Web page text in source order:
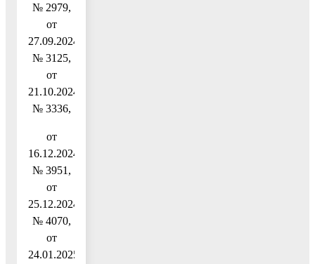
№ 2979,
от
27.09.2024
№ 3125,
от
21.10.2024
№ 3336,
от
16.12.2024
№ 3951,
от
25.12.2024
№ 4070,
от
24.01.2025